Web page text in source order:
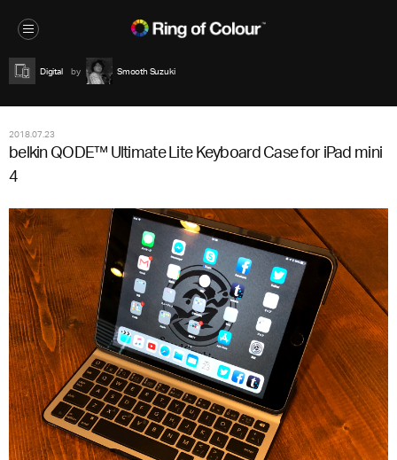
Digital Smooth Suzuki
2018.07.23
belkin QODE™ Ultimate Lite Keyboard Case for iPad mini
4